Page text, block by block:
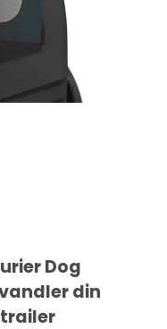
Dog
din